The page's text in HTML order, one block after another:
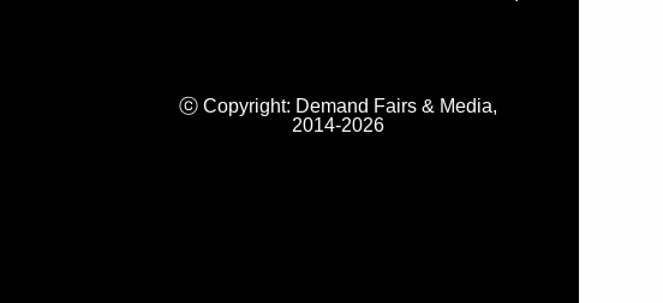
ⓒ Copyright: Demand Fairs & Media,
2014-2026